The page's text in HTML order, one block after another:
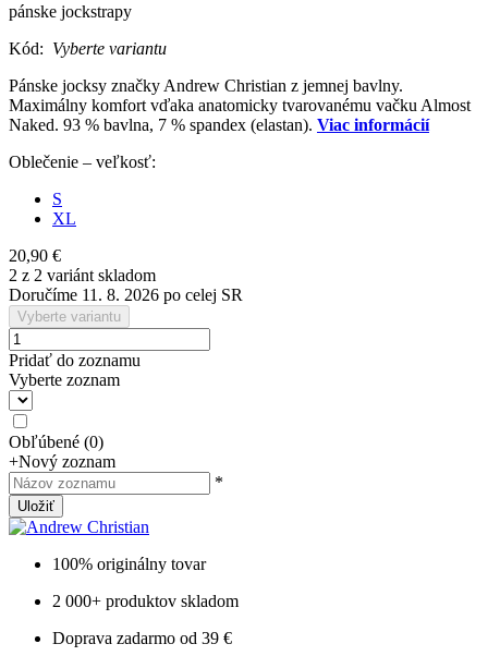
pánske jockstrapy
Kód: Vyberte variantu
Pánske jocksy značky Andrew Christian z jemnej bavlny.
Maximálny komfort vďaka anatomicky tvarovanému vačku Almost
Naked. 93 % bavlna, 7 % spandex (elastan). Viac informácií
Oblečenie – veľkosť:
S
XL
20,90 €
2 z 2 variánt skladom
Doručíme 11. 8. 2026 po celej SR
Vyberte variantu
Pridať do zoznamu
Vyberte zoznam
Obľúbené (0)
+Nový zoznam
*
Uložiť
100% originálny tovar
2 000+ produktov skladom
Doprava zadarmo od 39 €